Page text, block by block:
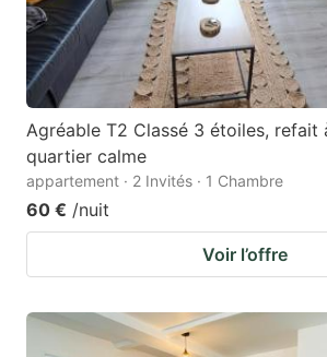
Agréable T2 Classé 3 étoiles, refait
quartier calme
appartement · 2 Invités · 1 Chambre
60 € /nuit
Voir l’offre